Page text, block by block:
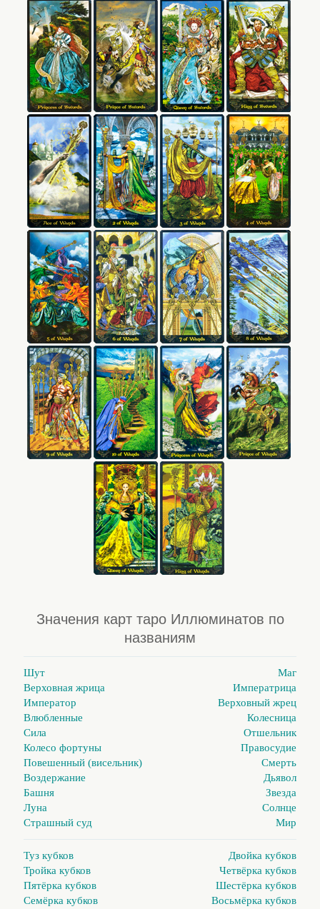
Значения карт таро Иллюминатов по
названиям
Шут
Маг
Верховная жрица
Императрица
Император
Верховный жрец
Влюбленные
Колесница
Сила
Отшельник
Колесо фортуны
Правосудие
Повешенный (висельник)
Смерть
Воздержание
Дьявол
Башня
Звезда
Луна
Солнце
Страшный суд
Мир
Туз кубков
Двойка кубков
Тройка кубков
Четвёрка кубков
Пятёрка кубков
Шестёрка кубков
Семёрка кубков
Восьмёрка кубков